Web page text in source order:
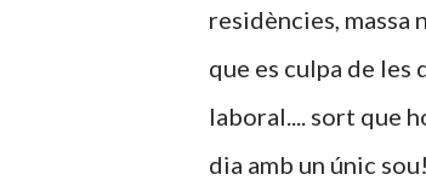
residències, massa
que es culpa de les
laboral.... sort que
dia amb un únic